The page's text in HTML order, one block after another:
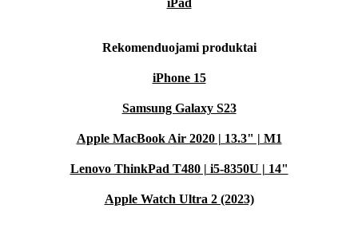
iPad
Rekomenduojami produktai
iPhone 15
Samsung Galaxy S23
Apple MacBook Air 2020 | 13.3" | M1
Lenovo ThinkPad T480 | i5-8350U | 14"
Apple Watch Ultra 2 (2023)